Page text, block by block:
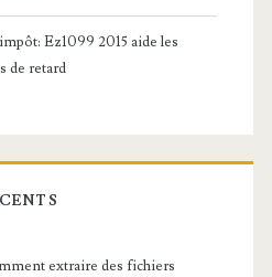
Ez1099 2015 aide les
de retard
extraire des fichiers